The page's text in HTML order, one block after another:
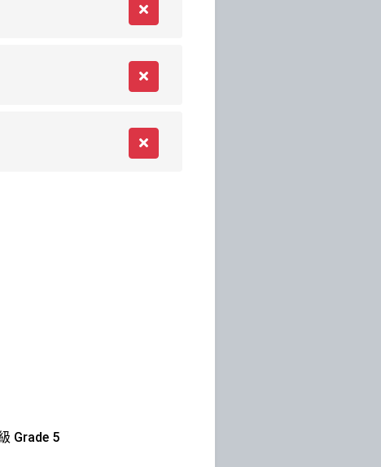
Remove
Remove
Remove
Grade 5